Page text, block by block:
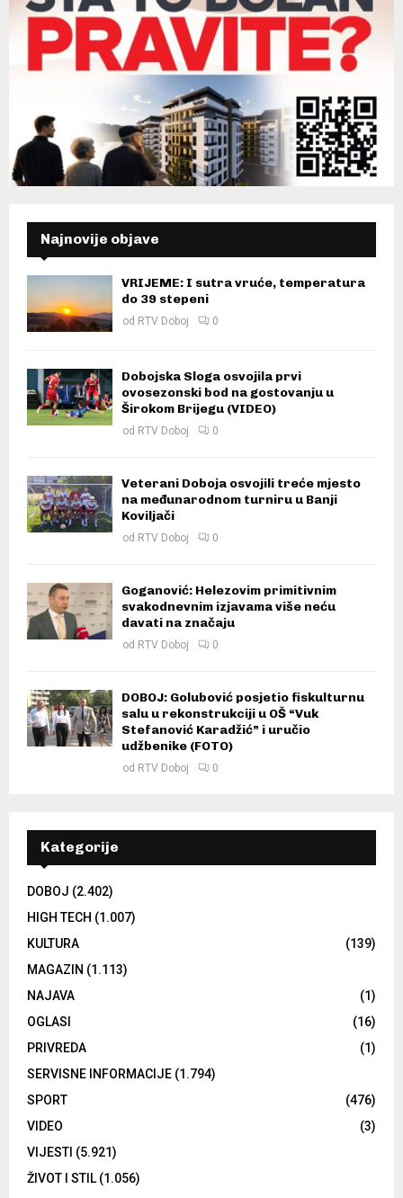
Najnovije objave
VRIJEME: I sutra vruće, temperatura
do 39 stepeni
od RTV Doboj 0
Dobojska Sloga osvojila prvi
ovosezonski bod na gostovanju u
Širokom Brijegu (VIDEO)
od RTV Doboj 0
Veterani Doboja osvojili treće mjesto
na međunarodnom turniru u Banji
Koviljači
od RTV Doboj 0
Goganović: Helezovim primitivnim
svakodnevnim izjavama više neću
davati na značaju
od RTV Doboj 0
DOBOJ: Golubović posjetio fiskulturnu
salu u rekonstrukciji u OŠ “Vuk
Stefanović Karadžić” i uručio
udžbenike (FOTO)
od RTV Doboj 0
Kategorije
DOBOJ (2.402)
HIGH TECH (1.007)
KULTURA
(139)
MAGAZIN (1.113)
NAJAVA
(1)
OGLASI
(16)
PRIVREDA
(1)
SERVISNE INFORMACIJE (1.794)
SPORT
(476)
VIDEO
(3)
VIJESTI (5.921)
ŽIVOT I STIL (1.056)